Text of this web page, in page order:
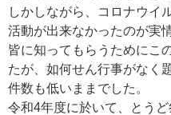
しかしながら、コロナウイ
活動が出来なかったのが実
皆に知ってもらうためにこ
たが、如何せん行事がなく
件数も低いままでした。
令和4年度に於いて、とう